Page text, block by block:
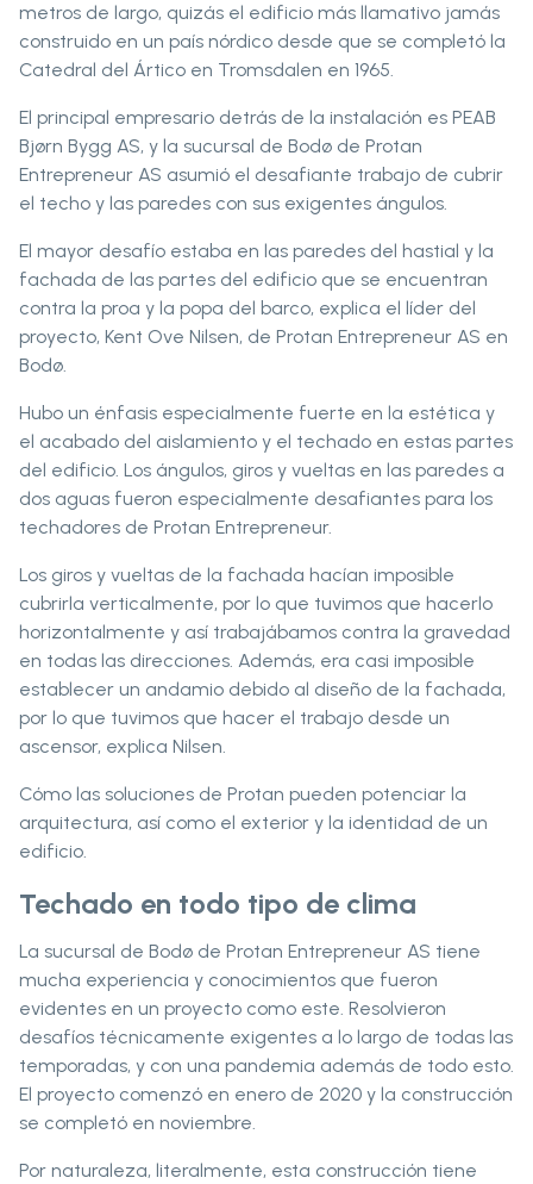
metros de largo, quizás el edificio más llamativo jamás
construido en un país nórdico desde que se completó la
Catedral del Ártico en Tromsdalen en 1965.
El principal empresario detrás de la instalación es PEAB
Bjørn Bygg AS, y la sucursal de Bodø de Protan
Entrepreneur AS asumió el desafiante trabajo de cubrir
el techo y las paredes con sus exigentes ángulos.
El mayor desafío estaba en las paredes del hastial y la
fachada de las partes del edificio que se encuentran
contra la proa y la popa del barco, explica el líder del
proyecto, Kent Ove Nilsen, de Protan Entrepreneur AS en
Bodø.
Hubo un énfasis especialmente fuerte en la estética y
el acabado del aislamiento y el techado en estas partes
del edificio. Los ángulos, giros y vueltas en las paredes a
dos aguas fueron especialmente desafiantes para los
techadores de Protan Entrepreneur.
Los giros y vueltas de la fachada hacían imposible
cubrirla verticalmente, por lo que tuvimos que hacerlo
horizontalmente y así trabajábamos contra la gravedad
en todas las direcciones. Además, era casi imposible
establecer un andamio debido al diseño de la fachada,
por lo que tuvimos que hacer el trabajo desde un
ascensor, explica Nilsen.
Cómo las soluciones de Protan pueden potenciar la
arquitectura, así como el exterior y la identidad de un
edificio.
Techado en todo tipo de clima
La sucursal de Bodø de Protan Entrepreneur AS tiene
mucha experiencia y conocimientos que fueron
evidentes en un proyecto como este. Resolvieron
desafíos técnicamente exigentes a lo largo de todas las
temporadas, y con una pandemia además de todo esto.
El proyecto comenzó en enero de 2020 y la construcción
se completó en noviembre.
Por naturaleza, literalmente, esta construcción tiene